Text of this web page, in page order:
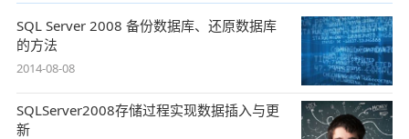
SQL Server 2008 备份数据库、还原数据库
的方法
2014-08-08
SQLServer2008存储过程实现数据插入与更
新